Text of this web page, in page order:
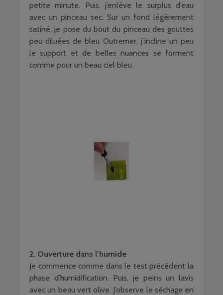
petite minute. Puis, j’enlève le surplus d’eau
avec un pinceau sec. Sur un fond légèrement
satiné, je pose du bout du pinceau des gouttes
peu diluées de bleu Outremer, j’incline un peu
le support et de belles nuances se forment
comme pour un beau ciel bleu.
2. Ouverture dans l’humide
Je commence comme dans le test précédent la
phase d’humidification. Puis, je peins un lavis
avec un beau vert olive. J’observe le séchage en